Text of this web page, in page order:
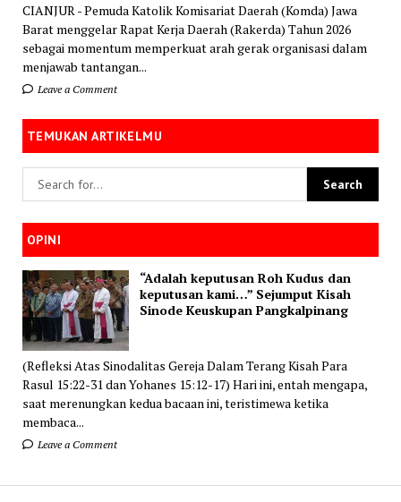
CIANJUR - Pemuda Katolik Komisariat Daerah (Komda) Jawa
Barat menggelar Rapat Kerja Daerah (Rakerda) Tahun 2026
sebagai momentum memperkuat arah gerak organisasi dalam
menjawab tantangan...
Leave a Comment
TEMUKAN ARTIKELMU
OPINI
“Adalah keputusan Roh Kudus dan
keputusan kami…” Sejumput Kisah
Sinode Keuskupan Pangkalpinang
(Refleksi Atas Sinodalitas Gereja Dalam Terang Kisah Para
Rasul 15:22-31 dan Yohanes 15:12-17) Hari ini, entah mengapa,
saat merenungkan kedua bacaan ini, teristimewa ketika
membaca...
Leave a Comment